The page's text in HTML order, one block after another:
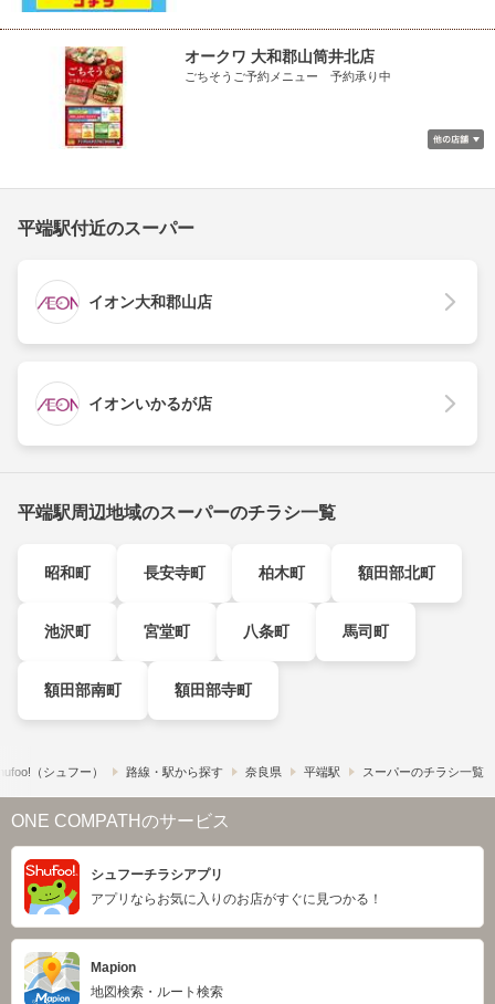
オークワ 大和郡山筒井北店
ごちそうご予約メニュー 予約承り中
平端駅付近のスーパー
イオン大和郡山店
イオンいかるが店
平端駅周辺地域のスーパーのチラシ一覧
昭和町 長安寺町 柏木町 額田部北町
池沢町 宮堂町 八条町 馬司町
額田部南町 額田部寺町
（シュフー） 路線・駅から探す 奈良県 平端駅 スーパーのチラシ一覧
ONE COMPATHのサービス
シュフーチラシアプリ
アプリならお気に入りのお店がすぐに見つかる！
Mapion
地図検索・ルート検索